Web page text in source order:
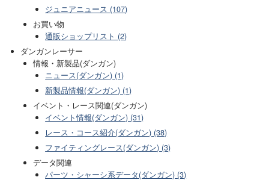
ジュニアニュース (107)
お買い物
通販ショップリスト (2)
ダンガンレーサー
情報・新製品(ダンガン)
ニュース(ダンガン) (1)
新製品情報(ダンガン) (1)
イベント・レース関連(ダンガン)
イベント情報(ダンガン) (31)
レース・コース紹介(ダンガン) (38)
ファイティングレース(ダンガン) (3)
データ関連
パーツ・シャーシ系データ(ダンガン) (3)